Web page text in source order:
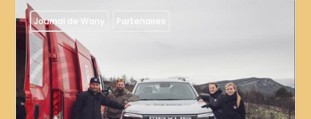
Journal de Wany Partenaires